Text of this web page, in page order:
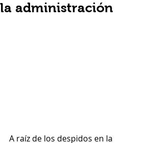
la administración
A raíz de los despidos en la